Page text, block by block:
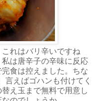
れはバリ辛いですね
は唐辛子の辛味に反応
食は控えました。ちな
言えばゴハンも付けてく
え玉まで無料で用意し